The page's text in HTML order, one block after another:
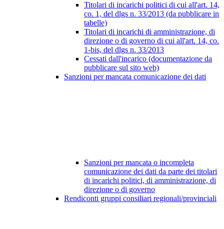
Titolari di incarichi politici di cui all'art. 14,
co. 1, del dlgs n. 33/2013 (da pubblicare in
tabelle)
Titolari di incarichi di amministrazione, di
direzione o di governo di cui all'art. 14, co.
1-bis, del dlgs n. 33/2013
Cessati dall'incarico (documentazione da
pubblicare sul sito web)
Sanzioni per mancata comunicazione dei dati
Sanzioni per mancata o incompleta
comunicazione dei dati da parte dei titolari
di incarichi politici, di amministrazione, di
direzione o di governo
Rendiconti gruppi consiliari regionali/provinciali